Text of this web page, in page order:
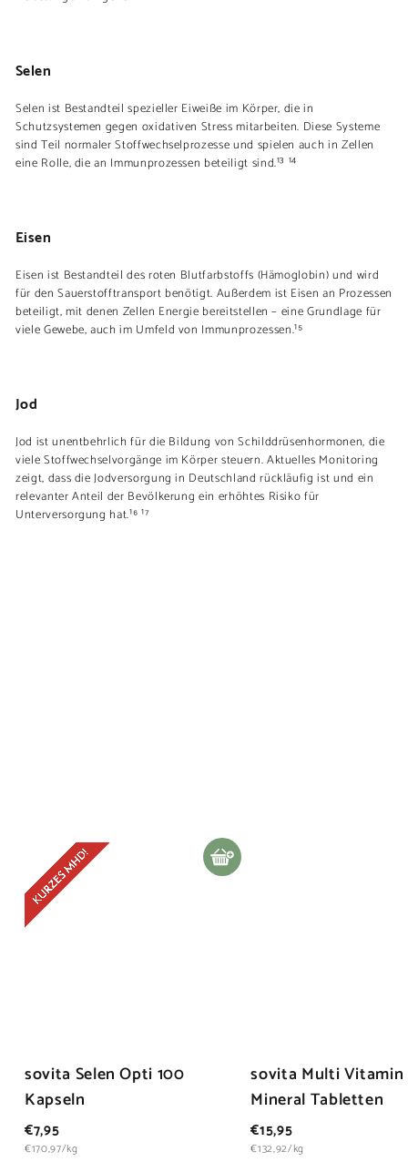
Selen
Selen ist Bestandteil spezieller Eiweiße im Körper, die in
Schutzsystemen gegen oxidativen Stress mitarbeiten. Diese Systeme
sind Teil normaler Stoffwechselprozesse und spielen auch in Zellen
eine Rolle, die an Immunprozessen beteiligt sind.¹³ ¹⁴
Eisen
Eisen ist Bestandteil des roten Blutfarbstoffs (Hämoglobin) und wird
für den Sauerstofftransport benötigt. Außerdem ist Eisen an Prozessen
beteiligt, mit denen Zellen Energie bereitstellen – eine Grundlage für
viele Gewebe, auch im Umfeld von Immunprozessen.¹⁵
Jod
Jod ist unentbehrlich für die Bildung von Schilddrüsenhormonen, die
viele Stoffwechselvorgänge im Körper steuern. Aktuelles Monitoring
zeigt, dass die Jodversorgung in Deutschland rückläufig ist und ein
relevanter Anteil der Bevölkerung ein erhöhtes Risiko für
Unterversorgung hat.¹⁶ ¹⁷
In den Warenkorb legen
sovita Selen Opti 100
Kapseln
€7,95€
7
€170,97/kg
sovita Multi Vitamin
Mineral Tabletten
€15,95€
1
€132,92/kg